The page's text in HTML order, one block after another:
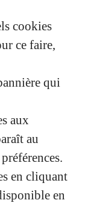
cookies
ce faire,
qui
aux
au
en cliquant
en